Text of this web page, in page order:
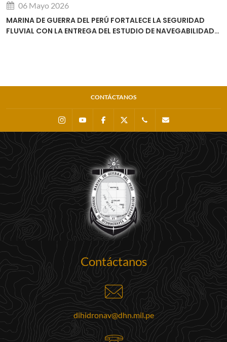
06 Mayo 2026
MARINA DE GUERRA DEL PERÚ FORTALECE LA SEGURIDAD
FLUVIAL CON LA ENTREGA DEL ESTUDIO DE NAVEGABILIDAD
CONTÁCTANOS
InstagramYoutube Facebook 0511 - 207 8160
Contáctanos
dihidronav@dhn.mil.pe